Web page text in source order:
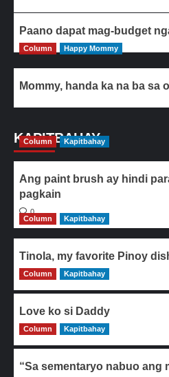
Paano dapat mag-budget
Column Happy Mommy
Mommy, handa ka na ba sa
KAPITBAHAY
Column Kapitbahay
Ang paint brush ay hindi
pagkain
0
Column
Kapitbahay
Tinola, my favorite Pinoy
0
Column Kapitbahay
Love ko si Daddy
0
Column Kapitbahay
“Sa sementaryo nabuo ang